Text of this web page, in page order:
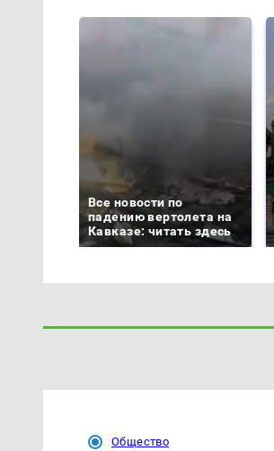
Все новости по
падению вертолета на
Кавказе: читать здесь
Общество